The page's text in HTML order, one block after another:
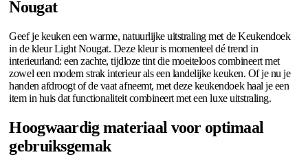
Nougat
Geef je keuken een warme, natuurlijke uitstraling met de Keukendoek
in de kleur Light Nougat. Deze kleur is momenteel dé trend in
interieurland: een zachte, tijdloze tint die moeiteloos combineert met
zowel een modern strak interieur als een landelijke keuken. Of je nu je
handen afdroogt of de vaat afneemt, met deze keukendoek haal je een
item in huis dat functionaliteit combineert met een luxe uitstraling.
Hoogwaardig materiaal voor optimaal
gebruiksgemak